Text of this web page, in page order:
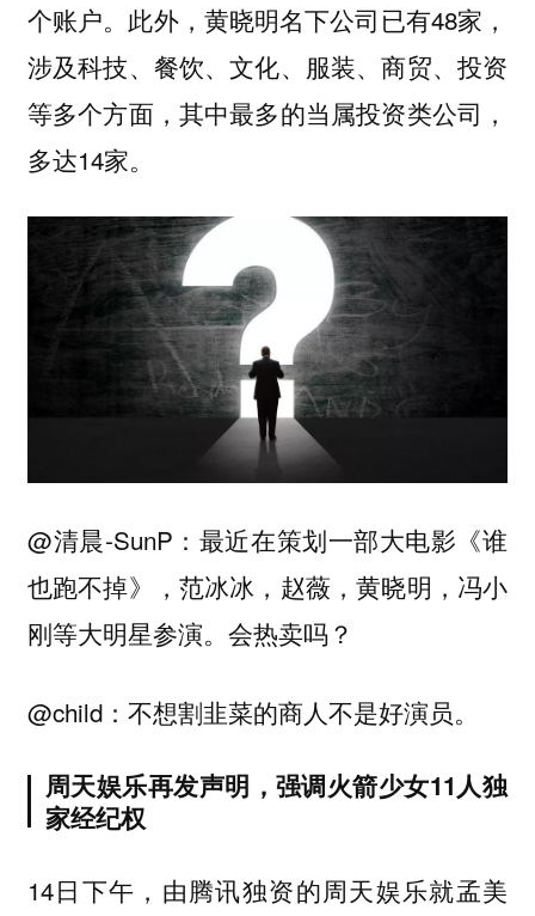
个账户。此外，黄晓明名下公司已有48家，
涉及科技、餐饮、文化、服装、商贸、投资
等多个方面，其中最多的当属投资类公司，
多达14家。
@清晨-SunP：最近在策划一部大电影《谁
也跑不掉》，范冰冰，赵薇，黄晓明，冯小
刚等大明星参演。会热卖吗？
@child：不想割韭菜的商人不是好演员。
周天娱乐再发声明，强调火箭少女11人独
家经纪权
14日下午，由腾讯独资的周天娱乐就孟美